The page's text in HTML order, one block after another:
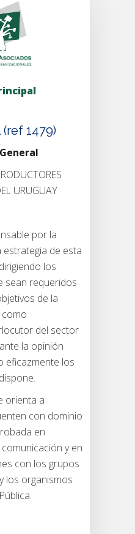
1479)
URUGUAY
por la
estrategia de esta
los
sean requeridos
de la
del sector
la opinión
eficazmente los
orienta a
con dominio
en
y en
con los grupos
los organismos